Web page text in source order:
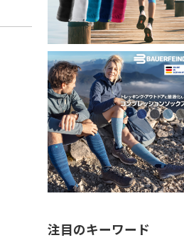
注目のキーワード